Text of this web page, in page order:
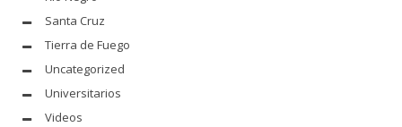
Santa Cruz
Tierra de Fuego
Uncategorized
Universitarios
Videos